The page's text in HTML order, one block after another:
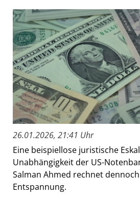
26.01.2026, 21:41 Uhr
Eine beispiellose juristische
Unabhängigkeit der US-
Salman Ahmed rechnet
Entspannung.